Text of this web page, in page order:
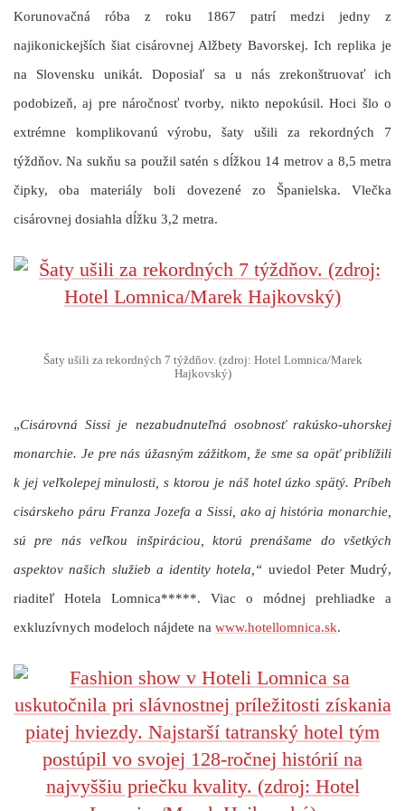
Korunovačná róba z roku 1867 patrí medzi jedny z
najikonickejších šiat cisárovnej Alžbety Bavorskej. Ich replika je
na Slovensku unikát. Doposiaľ sa u nás zrekonštruovať ich
podobizeň, aj pre náročnosť tvorby, nikto nepokúsil. Hoci šlo o
extrémne komplikovanú výrobu, šaty ušili za rekordných 7
týždňov. Na sukňu sa použil satén s dĺžkou 14 metrov a 8,5 metra
čipky, oba materiály boli dovezené zo Španielska. Vlečka
cisárovnej dosiahla dĺžku 3,2 metra.
Šaty ušili za rekordných 7 týždňov. (zdroj: Hotel Lomnica/Marek
Hajkovský)
„Cisárovná Sissi je nezabudnuteľná osobnosť rakúsko-uhorskej
monarchie. Je pre nás úžasným zážitkom, že sme sa opäť priblížili
k jej veľkolepej minulosti, s ktorou je náš hotel úzko spätý. Príbeh
cisárskeho páru Franza Jozefa a Sissi, ako aj história monarchie,
sú pre nás veľkou inšpiráciou, ktorú prenášame do všetkých
aspektov našich služieb a identity hotela,“ uviedol Peter Mudrý,
riaditeľ Hotela Lomnica*****. Viac o módnej prehliadke a
exkluzívnych modeloch nájdete na www.hotellomnica.sk.